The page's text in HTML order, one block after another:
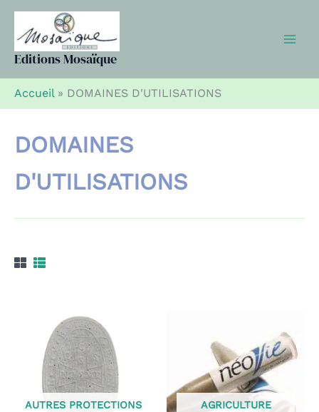
Aller
contenu
Editions Mosaïque
Accueil» DOMAINES D'UTILISATIONS
DOMAINES
D'UTILISATIONS
AUTRES PROTECTIONS AGRICULTURE